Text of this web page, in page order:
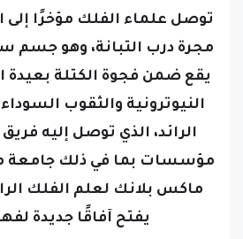
مجرة درب التبانة، وهو جسم
يقع ضمن فجوة الكتلة بعيدة
النيوترونية والثقوب
الرائد، الذي توصل إليه
مؤسسات بما في ذلك جامعة
ماكس بلانك لعلم الفلك
يفتح آفاقًا جديدة
وتم العثور على الجسم